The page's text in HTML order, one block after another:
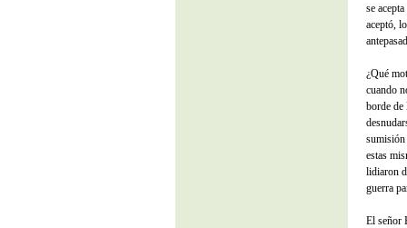
se
aceptó,
¿Qué
cuando
borde de
estas
lidiaron
guerra
El señor